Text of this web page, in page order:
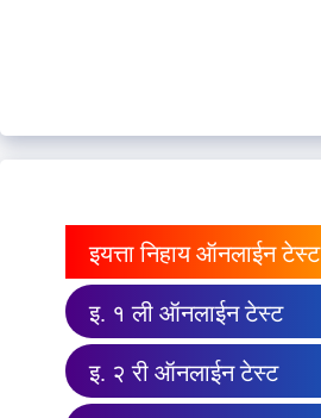
इयत्ता निहाय ऑनलाईन टेस्ट
इ. १ ली ऑनलाईन टेस्ट
इ. २ री ऑनलाईन टेस्ट